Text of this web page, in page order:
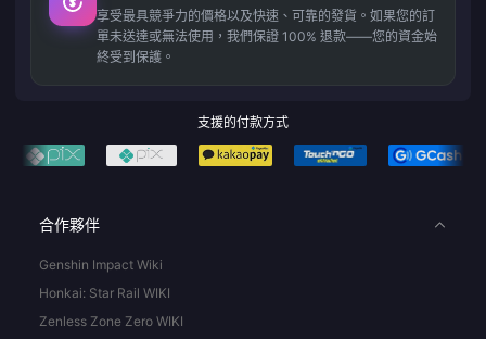
享受最具競爭力的價格以及快速、可靠的發貨。如果您的訂
單未送達或無法使用，我們保證 100% 退款——您的資金始
終受到保護。
支援的付款方式
合作夥伴
Genshin Impact Wiki
Honkai: Star Rail WIKI
Zenless Zone Zero WIKI